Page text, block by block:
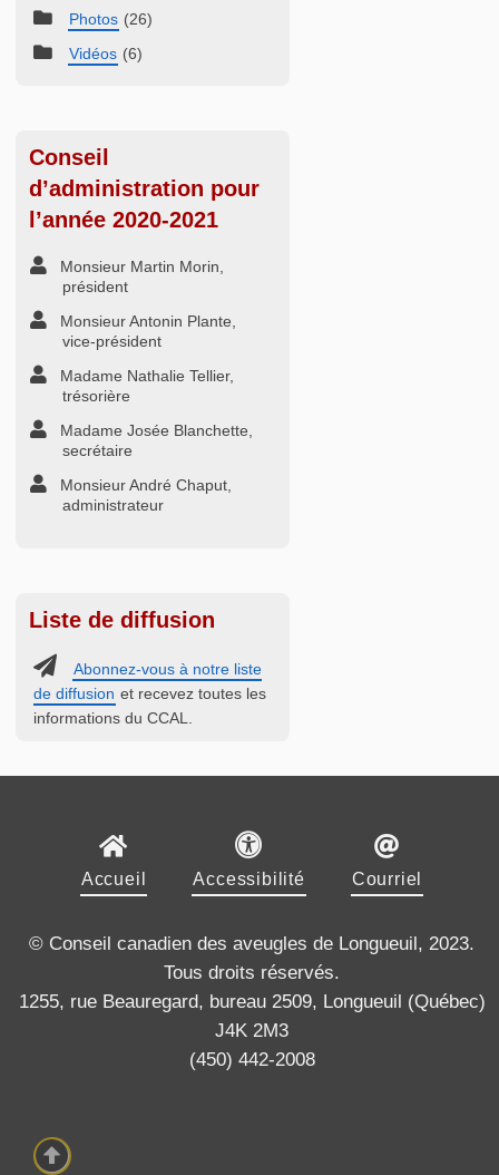
Photos (26)
Vidéos (6)
Conseil
d’administration pour
l’année 2020-2021
Monsieur Martin Morin,
président
Monsieur Antonin Plante,
vice-président
Madame Nathalie Tellier,
trésorière
Madame Josée Blanchette,
secrétaire
Monsieur André Chaput,
administrateur
Liste de diffusion
Abonnez-vous à notre liste
de diffusion et recevez toutes les
informations du CCAL.
Accueil Accessibilité Courriel
© Conseil canadien des aveugles de Longueuil, 2023.
Tous droits réservés.
1255, rue Beauregard, bureau 2509, Longueuil (Québec)
J4K 2M3
(450) 442-2008